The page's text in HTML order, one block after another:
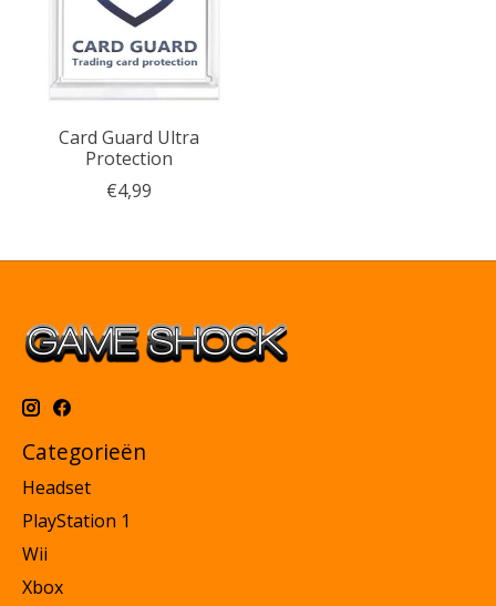
Card Guard Ultra
Protection
€4,99
Categorieën
Headset
PlayStation 1
Wii
Xbox